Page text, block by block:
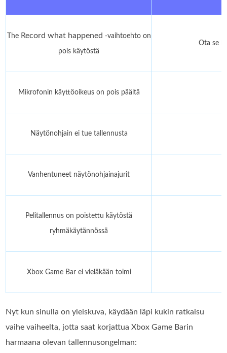
The Record what happened -vaihtoehto on
pois käytöstä
Ota se
Mikrofonin käyttöoikeus on pois päältä
Näytönohjain ei tue tallennusta
Vanhentuneet näytönohjainajurit
Pelitallennus on poistettu käytöstä
ryhmäkäytännössä
Xbox Game Bar ei vieläkään toimi
Nyt kun sinulla on yleiskuva, käydään läpi kukin ratkaisu
vaihe vaiheelta, jotta saat korjattua Xbox Game Barin
harmaana olevan tallennusongelman: